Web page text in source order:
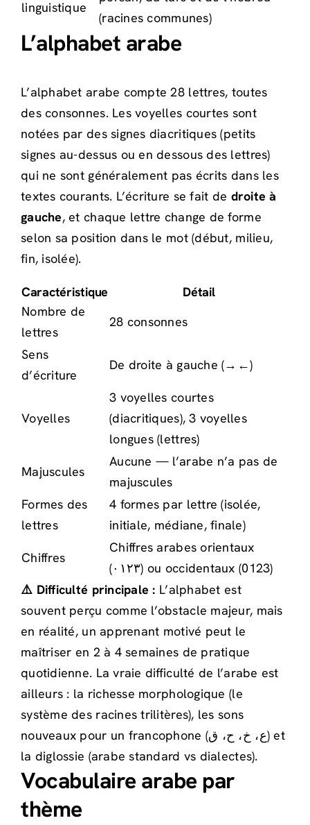
linguistique
(racines communes)
L’alphabet arabe
L’alphabet arabe compte 28 lettres, toutes
des consonnes. Les voyelles courtes sont
notées par des signes diacritiques (petits
signes au-dessus ou en dessous des lettres)
qui ne sont généralement pas écrits dans les
textes courants. L’écriture se fait de droite à
gauche, et chaque lettre change de forme
selon sa position dans le mot (début, milieu,
fin, isolée).
Caractéristique
Détail
Nombre de
lettres
28 consonnes
Sens
d’écriture
De droite à gauche (→←)
Voyelles
3 voyelles courtes
(diacritiques), 3 voyelles
longues (lettres)
Majuscules
Aucune — l’arabe n’a pas de
majuscules
Formes des
lettres
4 formes par lettre (isolée,
initiale, médiane, finale)
Chiffres
Chiffres arabes orientaux
(٠١٢٣) ou occidentaux (0123)
⚠️ Difficulté principale : L’alphabet est
souvent perçu comme l’obstacle majeur, mais
en réalité, un apprenant motivé peut le
maîtriser en 2 à 4 semaines de pratique
quotidienne. La vraie difficulté de l’arabe est
ailleurs : la richesse morphologique (le
système des racines trilitères), les sons
nouveaux pour un francophone (ع، خ، ح، ق) et
la diglossie (arabe standard vs dialectes).
Vocabulaire arabe par
thème